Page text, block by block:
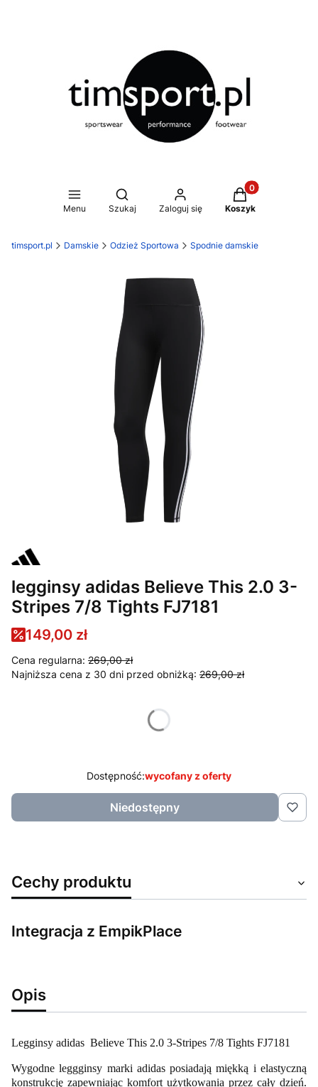
Menu
Otwórz wyszukiwarkę
Szukaj Zaloguj się
Produkty w
Koszyk
timsport.pl Damskie Odzież Sportowa Spodnie damskie
legginsy adidas Believe This 2.0 3-
Stripes 7/8 Tights FJ7181
149,00 zł
Cena regularna: 269,00 zł
Najniższa cena z 30 dni przed obniżką: 269,00 zł
Poszczególne warianty mogą różnić się ceną
Dostępność:wycofany z oferty
Niedostępny
Cechy produktu
Integracja z EmpikPlace
Opis
Legginsy adidas Believe This 2.0 3-Stripes 7/8 Tights FJ7181
Wygodne leggginsy marki adidas posiadają miękką i elastyczną
konstrukcję zapewniając komfort użytkowania przez cały dzień.